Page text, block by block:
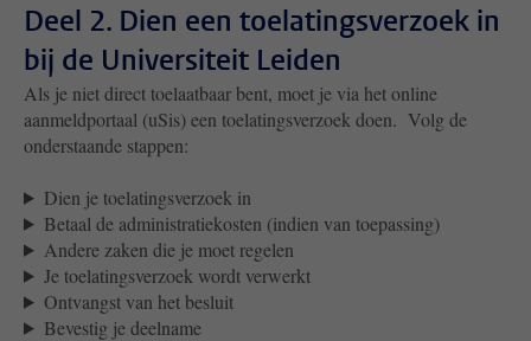
Deel 2. Dien een toelatingsverzoek in
bij de Universiteit Leiden
Als je niet direct toelaatbaar bent, moet je via het online
aanmeldportaal (uSis) een toelatingsverzoek doen. Volg de
onderstaande stappen:
Dien je toelatingsverzoek in
Betaal de administratiekosten (indien van toepassing)
Andere zaken die je moet regelen
Je toelatingsverzoek wordt verwerkt
Ontvangst van het besluit
Bevestig je deelname